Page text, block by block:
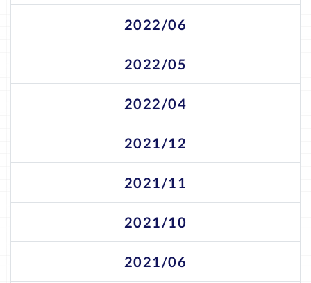
2022/06
2022/05
2022/04
2021/12
2021/11
2021/10
2021/06